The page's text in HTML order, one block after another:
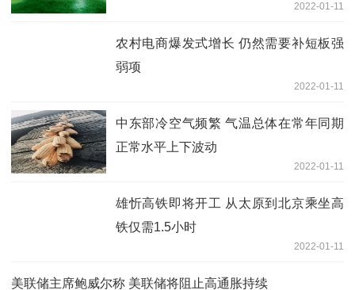
2022-01-11
农村电商爆发式增长 仍然需要补短板强
弱项
2022-01-11
中东部冷空气频繁 气温总体在常年同期
正常水平上下波动
2022-01-11
雄忻高铁即将开工 从太原到北京乘坐高
铁仅需1.5小时
2022-01-11
美联储主席鲍威尔称 美联储将阻止高通胀持续